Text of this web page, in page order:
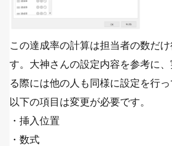
この達成率の計算は担当者の数だ
す。大神さんの設定内容を参考に
る際には他の人も同様に設定を行っ
以下の項目は変更が必要です。
・挿入位置
・数式